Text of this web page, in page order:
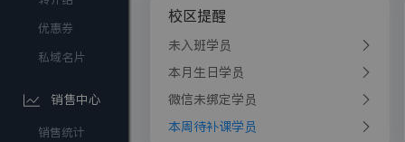
优惠券
私域名片
销售中心
销售统计
校区提醒
未入班学员
本月生日学员
微信未绑定学员
本周待补课学员